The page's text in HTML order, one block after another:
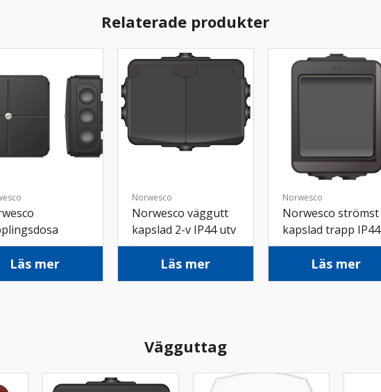
Relaterade produkter
IP65 utv sv
Läs mer
Norwesco
Norwesco väggutt
kapslad 2-v IP44 utv
sv
Läs mer
Norwesco
Norwesco strömst
kapslad trapp IP44
utv sv
Läs mer
Vägguttag